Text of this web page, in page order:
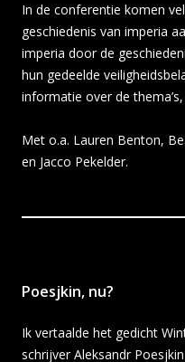
In de conferentie komen
geschiedenis van imperia
imperia door de
hun gedeelde
informatie over de
Met o.a. Lauren Benton,
en Jacco Pekelder.
Poesjkin, nu?
Ik vertaalde het gedicht
schrijver Aleksandr